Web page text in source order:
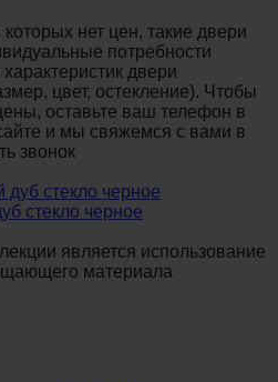
нет цен, такие двери
потребности
двери
цвет, остекление). Чтобы
оставьте ваш телефон в
и мы свяжемся с вами в
звонок
стекло черное
является использование
материала